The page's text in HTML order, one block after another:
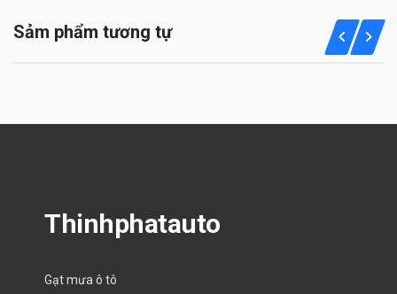
Sảm phẩm tương tự
Thinhphatauto
Gạt mưa ô tô